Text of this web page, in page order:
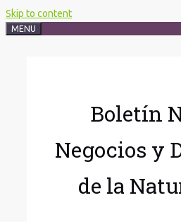
Skip to content
MENU
Boletín
Negocios y
de la